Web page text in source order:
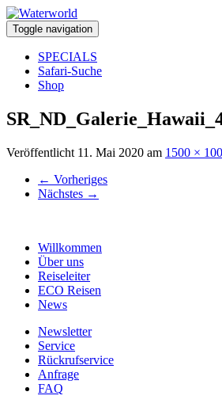
Toggle navigation
SPECIALS
Safari-Suche
Shop
Veröffentlicht 11. Mai 2020 am 1500 ×
← Vorheriges
Nächstes →
Willkommen
Über uns
Reiseleiter
ECO Reisen
News
Newsletter
Service
Rückrufservice
Anfrage
FAQ